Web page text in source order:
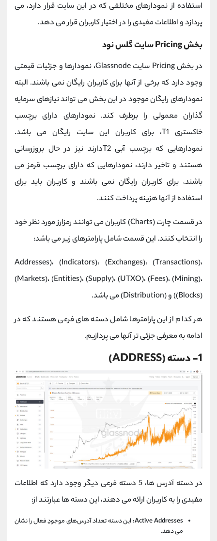
استفاده از نمودارهای مختلفی که در این سایت قرار دارد، می
پردازد و اطلاعات مفیدی را در اختیار کاربران قرار می دهد.
بخش Pricing سایت گلس نود
در بخش Pricing سایت Glassnode، نمودارها و جزئیات قیمتی
وجود دارد که برخی از آنها برای کاربران رایگان نمی باشند. البته
نمودارهای رایگان موجود در این بخش می تواند نیازهای سرمایه
گذاران معمولی را برطرف کند. نمودارهای دارای برچسب
خاکستری T1، برای کاربران این سایت رایگان می باشد.
نمودارهایی که برچسب آبی T2دارند نیز در حال بروزرسانی
هستند و تاخیر دارند، نمودارهایی که دارای برچسب قرمز می
باشند، برای کاربران رایگان نمی باشند و کاربران باید برای
استفاده از آنها هزینه پرداخت کنند.
در قسمت چارت (Charts) کاربران می توانند رمزارز مورد نظر خود
را انتخاب کنند. این قسمت شامل پارامترهای زیر می باشد:
Addresses)، (Indicators)، (Exchanges)، (Transactions)،
(Markets)، (Entities)، (Supply)، (UTXO)، (Fees)، (Mining)،
(Blocks)) و (Distribution) می باشد.
هر کدام از این پارامترها شامل دسته های فرعی هستند که در
ادامه به معرفی جزئی تر آنها می پردازیم.
1- دسته (ADDRESS)
در دسته آدرس ها، 5 دسته فرعی دیگر وجود دارد که اطلاعات
مفیدی را به کاربران ارائه می دهند، این دسته ها عبارتند از:
Active Addresses: این دسته تعداد آدرس‌های موجودِ فعال را نشان
می دهد.